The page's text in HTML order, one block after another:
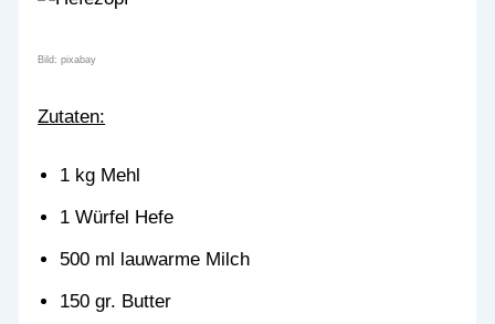
Bild: pixabay
Zutaten:
1 kg Mehl
1 Würfel Hefe
500 ml lauwarme Milch
150 gr. Butter